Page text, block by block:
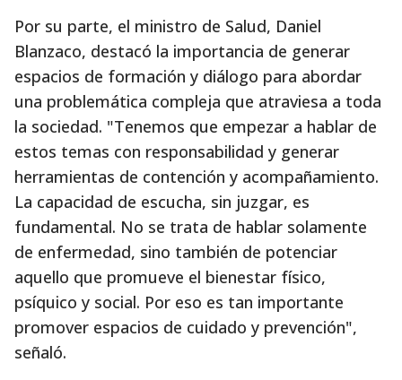
Por su parte, el ministro de Salud, Daniel
Blanzaco, destacó la importancia de generar
espacios de formación y diálogo para abordar
una problemática compleja que atraviesa a toda
la sociedad. "Tenemos que empezar a hablar de
estos temas con responsabilidad y generar
herramientas de contención y acompañamiento.
La capacidad de escucha, sin juzgar, es
fundamental. No se trata de hablar solamente
de enfermedad, sino también de potenciar
aquello que promueve el bienestar físico,
psíquico y social. Por eso es tan importante
promover espacios de cuidado y prevención",
señaló.